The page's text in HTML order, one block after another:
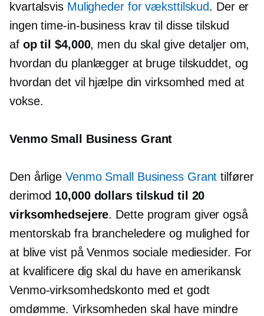
kvartalsvis Muligheder for væksttilskud. Der er
ingentime-in-businesskrav til disse tilskud
af op til $4,000, men du skal give detaljer om,
hvordan du planlægger at bruge tilskuddet, og
hvordan det vil hjælpe din virksomhed med at
vokse.
Venmo Small Business Grant
Den årlige Venmo Small Business Grant tilfører
derimod 10,000 dollars tilskud til 20
virksomhedsejere. Dette program giver også
mentorskab fra brancheledere og mulighed for
at blive vist på Venmos sociale mediesider. For
at kvalificere dig skal du have en amerikansk
Venmo-virksomhedskonto med et godt
omdømme. Virksomheden skal have mindre